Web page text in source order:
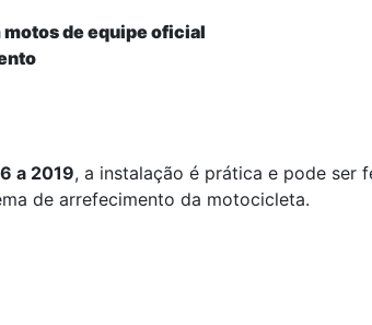
de equipe oficial
a 2019, a instalação é prática e pode ser
de arrefecimento da motocicleta.